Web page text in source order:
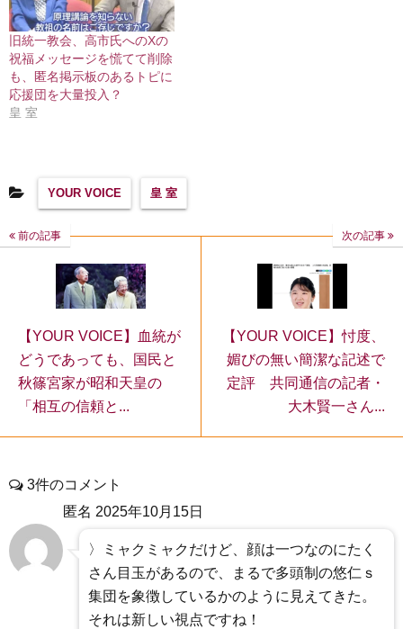
旧統一教会、高市氏へのXの
祝福メッセージを慌てて削除
も、匿名掲示板のあるトピに
応援団を大量投入？
皇 室
YOUR VOICE 皇 室
前の記事
【YOUR VOICE】血統が
どうであっても、国民と
秋篠宮家が昭和天皇の
「相互の信頼と...
次の記事
【YOUR VOICE】忖度、
媚びの無い簡潔な記述で
定評 共同通信の記者・
大木賢一さん...
3件のコメント
匿名 2025年10月15日
〉ミャクミャクだけど、顔は一つなのにたく
さん目玉があるので、まるで多頭制の悠仁ｓ
集団を象徴しているかのように見えてきた。
それは新しい視点ですね！